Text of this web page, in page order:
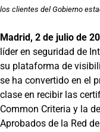
los clientes del Gobierno
Madrid, 2 de julio de
líder en seguridad de
su plataforma de
se ha convertido en el
clase en recibir las
Common Criteria y la
Aprobados de la Red